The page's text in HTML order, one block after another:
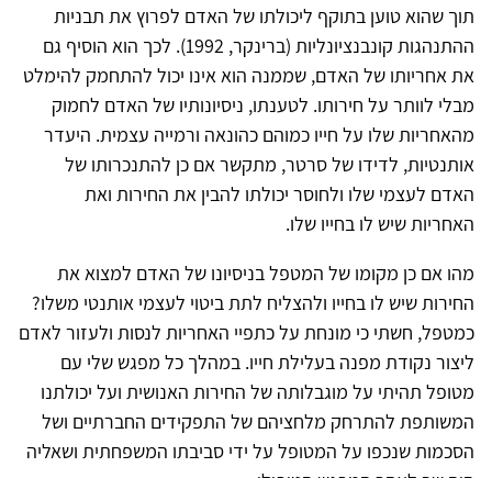
תוך שהוא טוען בתוקף ליכולתו של האדם לפרוץ את תבניות
ההתנהגות קונבנציונליות (ברינקר, 1992). לכך הוא הוסיף גם
את אחריותו של האדם, שממנה הוא אינו יכול להתחמק להימלט
מבלי לוותר על חירותו. לטענתו, ניסיונותיו של האדם לחמוק
מהאחריות שלו על חייו כמוהם כהונאה ורמייה עצמית. היעדר
אותנטיות, לדידו של סרטר, מתקשר אם כן להתנכרותו של
האדם לעצמי שלו ולחוסר יכולתו להבין את החירות ואת
האחריות שיש לו בחייו שלו.
מהו אם כן מקומו של המטפל בניסיונו של האדם למצוא את
החירות שיש לו בחייו ולהצליח לתת ביטוי לעצמי אותנטי משלו?
כמטפל, חשתי כי מונחת על כתפיי האחריות לנסות ולעזור לאדם
ליצור נקודת מפנה בעלילת חייו. במהלך כל מפגש שלי עם
מטופל תהיתי על מוגבלותה של החירות האנושית ועל יכולתנו
המשותפת להתרחק מלחציהם של התפקידים החברתיים ושל
הסכמות שנכפו על המטופל על ידי סביבתו המשפחתית ושאליה